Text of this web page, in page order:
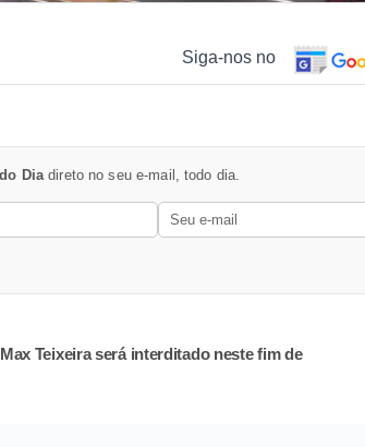
Siga-nos no
Diadireto no seu e-mail, todo dia.
Teixeira será interditado neste fim de